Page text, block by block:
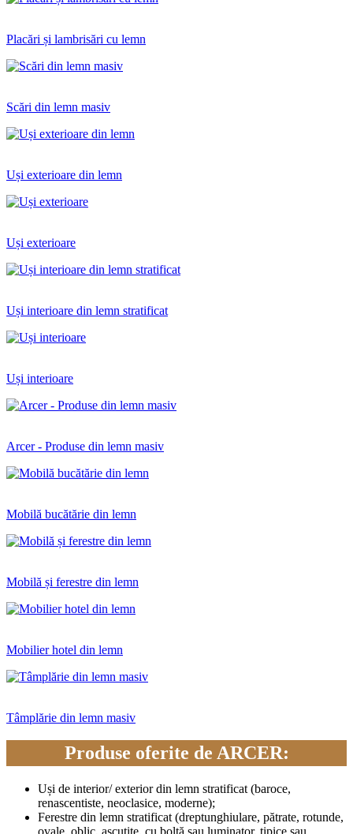
Placări și lambrisări cu lemn
Scări din lemn masiv
Uși exterioare din lemn
Uși exterioare
Uși interioare din lemn stratificat
Uși interioare
Arcer - Produse din lemn masiv
Mobilă bucătărie din lemn
Mobilă și ferestre din lemn
Mobilier hotel din lemn
Tâmplărie din lemn masiv
Produse oferite de ARCER:
Uși de interior/ exterior din lemn stratificat (baroce,
renascentiste, neoclasice, moderne);
Ferestre din lemn stratificat (dreptunghiulare, pătrate, rotunde,